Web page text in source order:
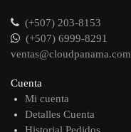
(+507) 203-8153
(+507) 6999-8291
ventas@cloudpanama.com
Cuenta
Mi cuenta
Detalles Cuenta